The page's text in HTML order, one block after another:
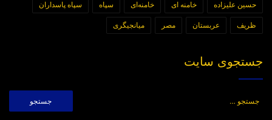
حسین علیزاده خامنه ای خامنه‌ای سپاه سپاه پاسداران
ظریف عربستان مصر میانجیگری
جستجوی سایت